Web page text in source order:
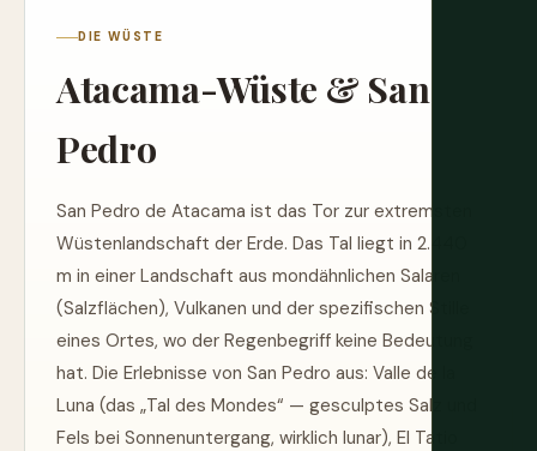
DIE WÜSTE
Atacama-Wüste & San
Pedro
San Pedro de Atacama ist das Tor zur extremsten
Wüstenlandschaft der Erde. Das Tal liegt in 2.440
m in einer Landschaft aus mondähnlichen Salaren
(Salzflächen), Vulkanen und der spezifischen Stille
eines Ortes, wo der Regenbegriff keine Bedeutung
hat. Die Erlebnisse von San Pedro aus: Valle de la
Luna (das „Tal des Mondes“ — gesculptes Salz und
Fels bei Sonnenuntergang, wirklich lunar), El Tatio